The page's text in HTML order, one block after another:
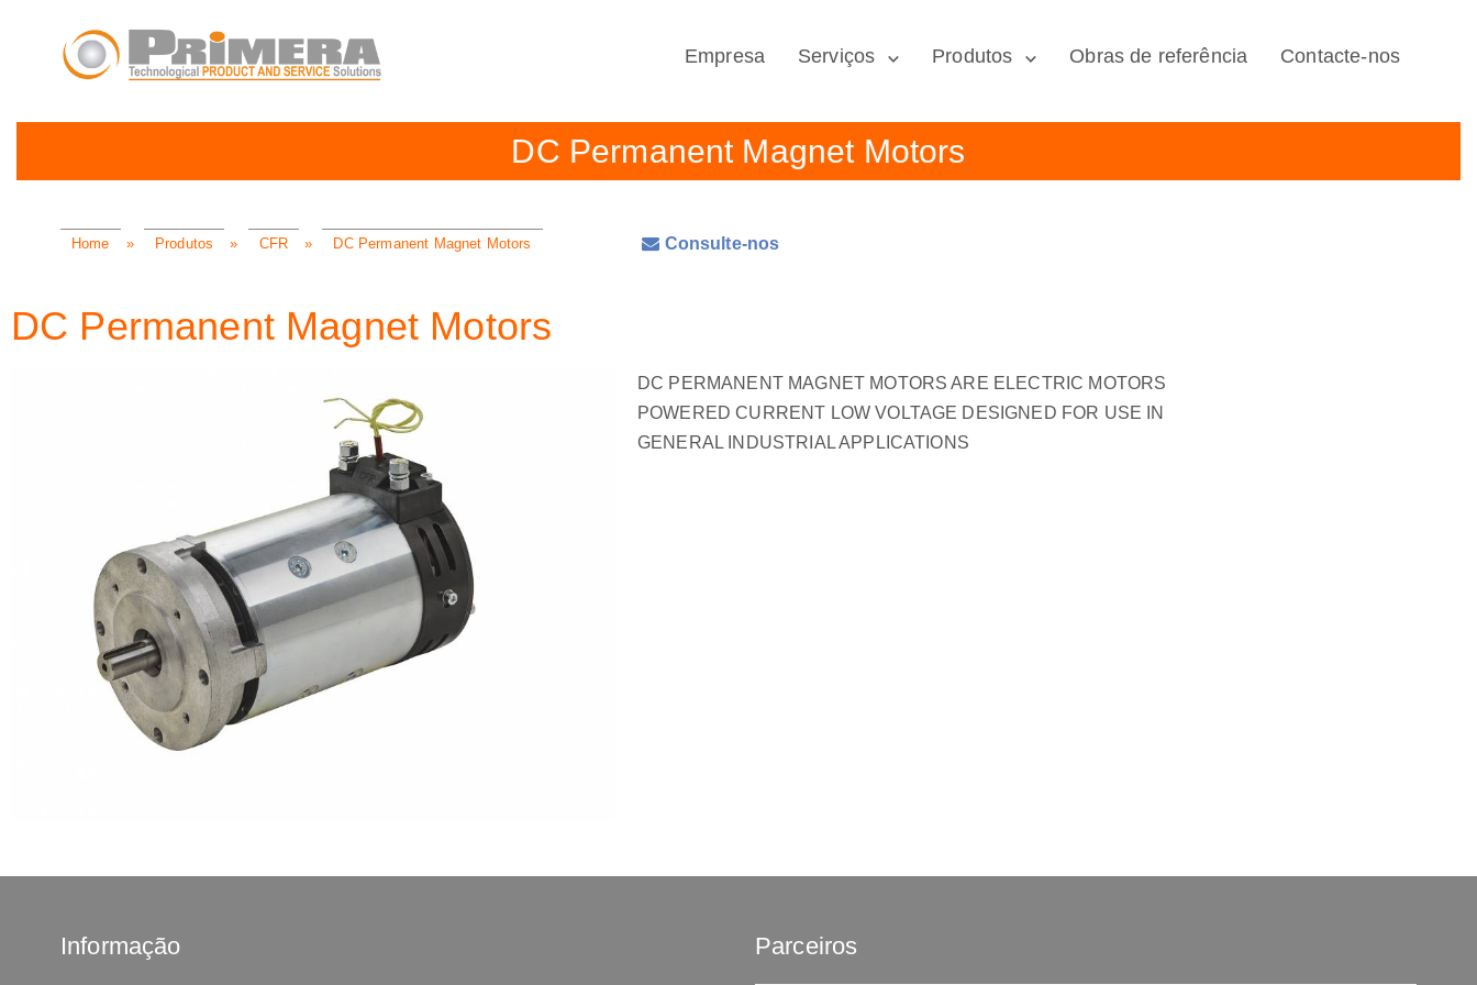
Empresa Serviços Produtos Obras de referência Contacte-nos
DC Permanent Magnet Motors
Home » Produtos » CFR » DC Permanent Magnet Motors Consulte-nos
DC Permanent Magnet Motors
DC PERMANENT MAGNET MOTORS ARE ELECTRIC MOTORS
POWERED CURRENT LOW VOLTAGE DESIGNED FOR USE IN
GENERAL INDUSTRIAL APPLICATIONS
Informação Parceiros